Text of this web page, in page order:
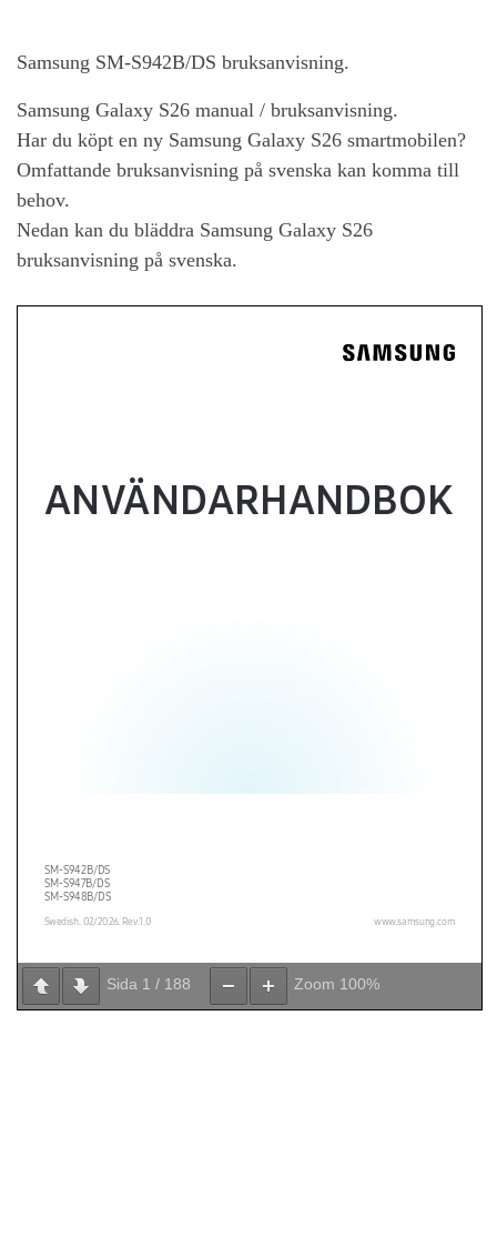
Samsung SM-S942B/DS bruksanvisning.
Samsung Galaxy S26 manual / bruksanvisning.
Har du köpt en ny Samsung Galaxy S26 smartmobilen?
Omfattande bruksanvisning på svenska kan komma till
behov.
Nedan kan du bläddra Samsung Galaxy S26
bruksanvisning på svenska.
Sida 1 / 188 Zoom 100%